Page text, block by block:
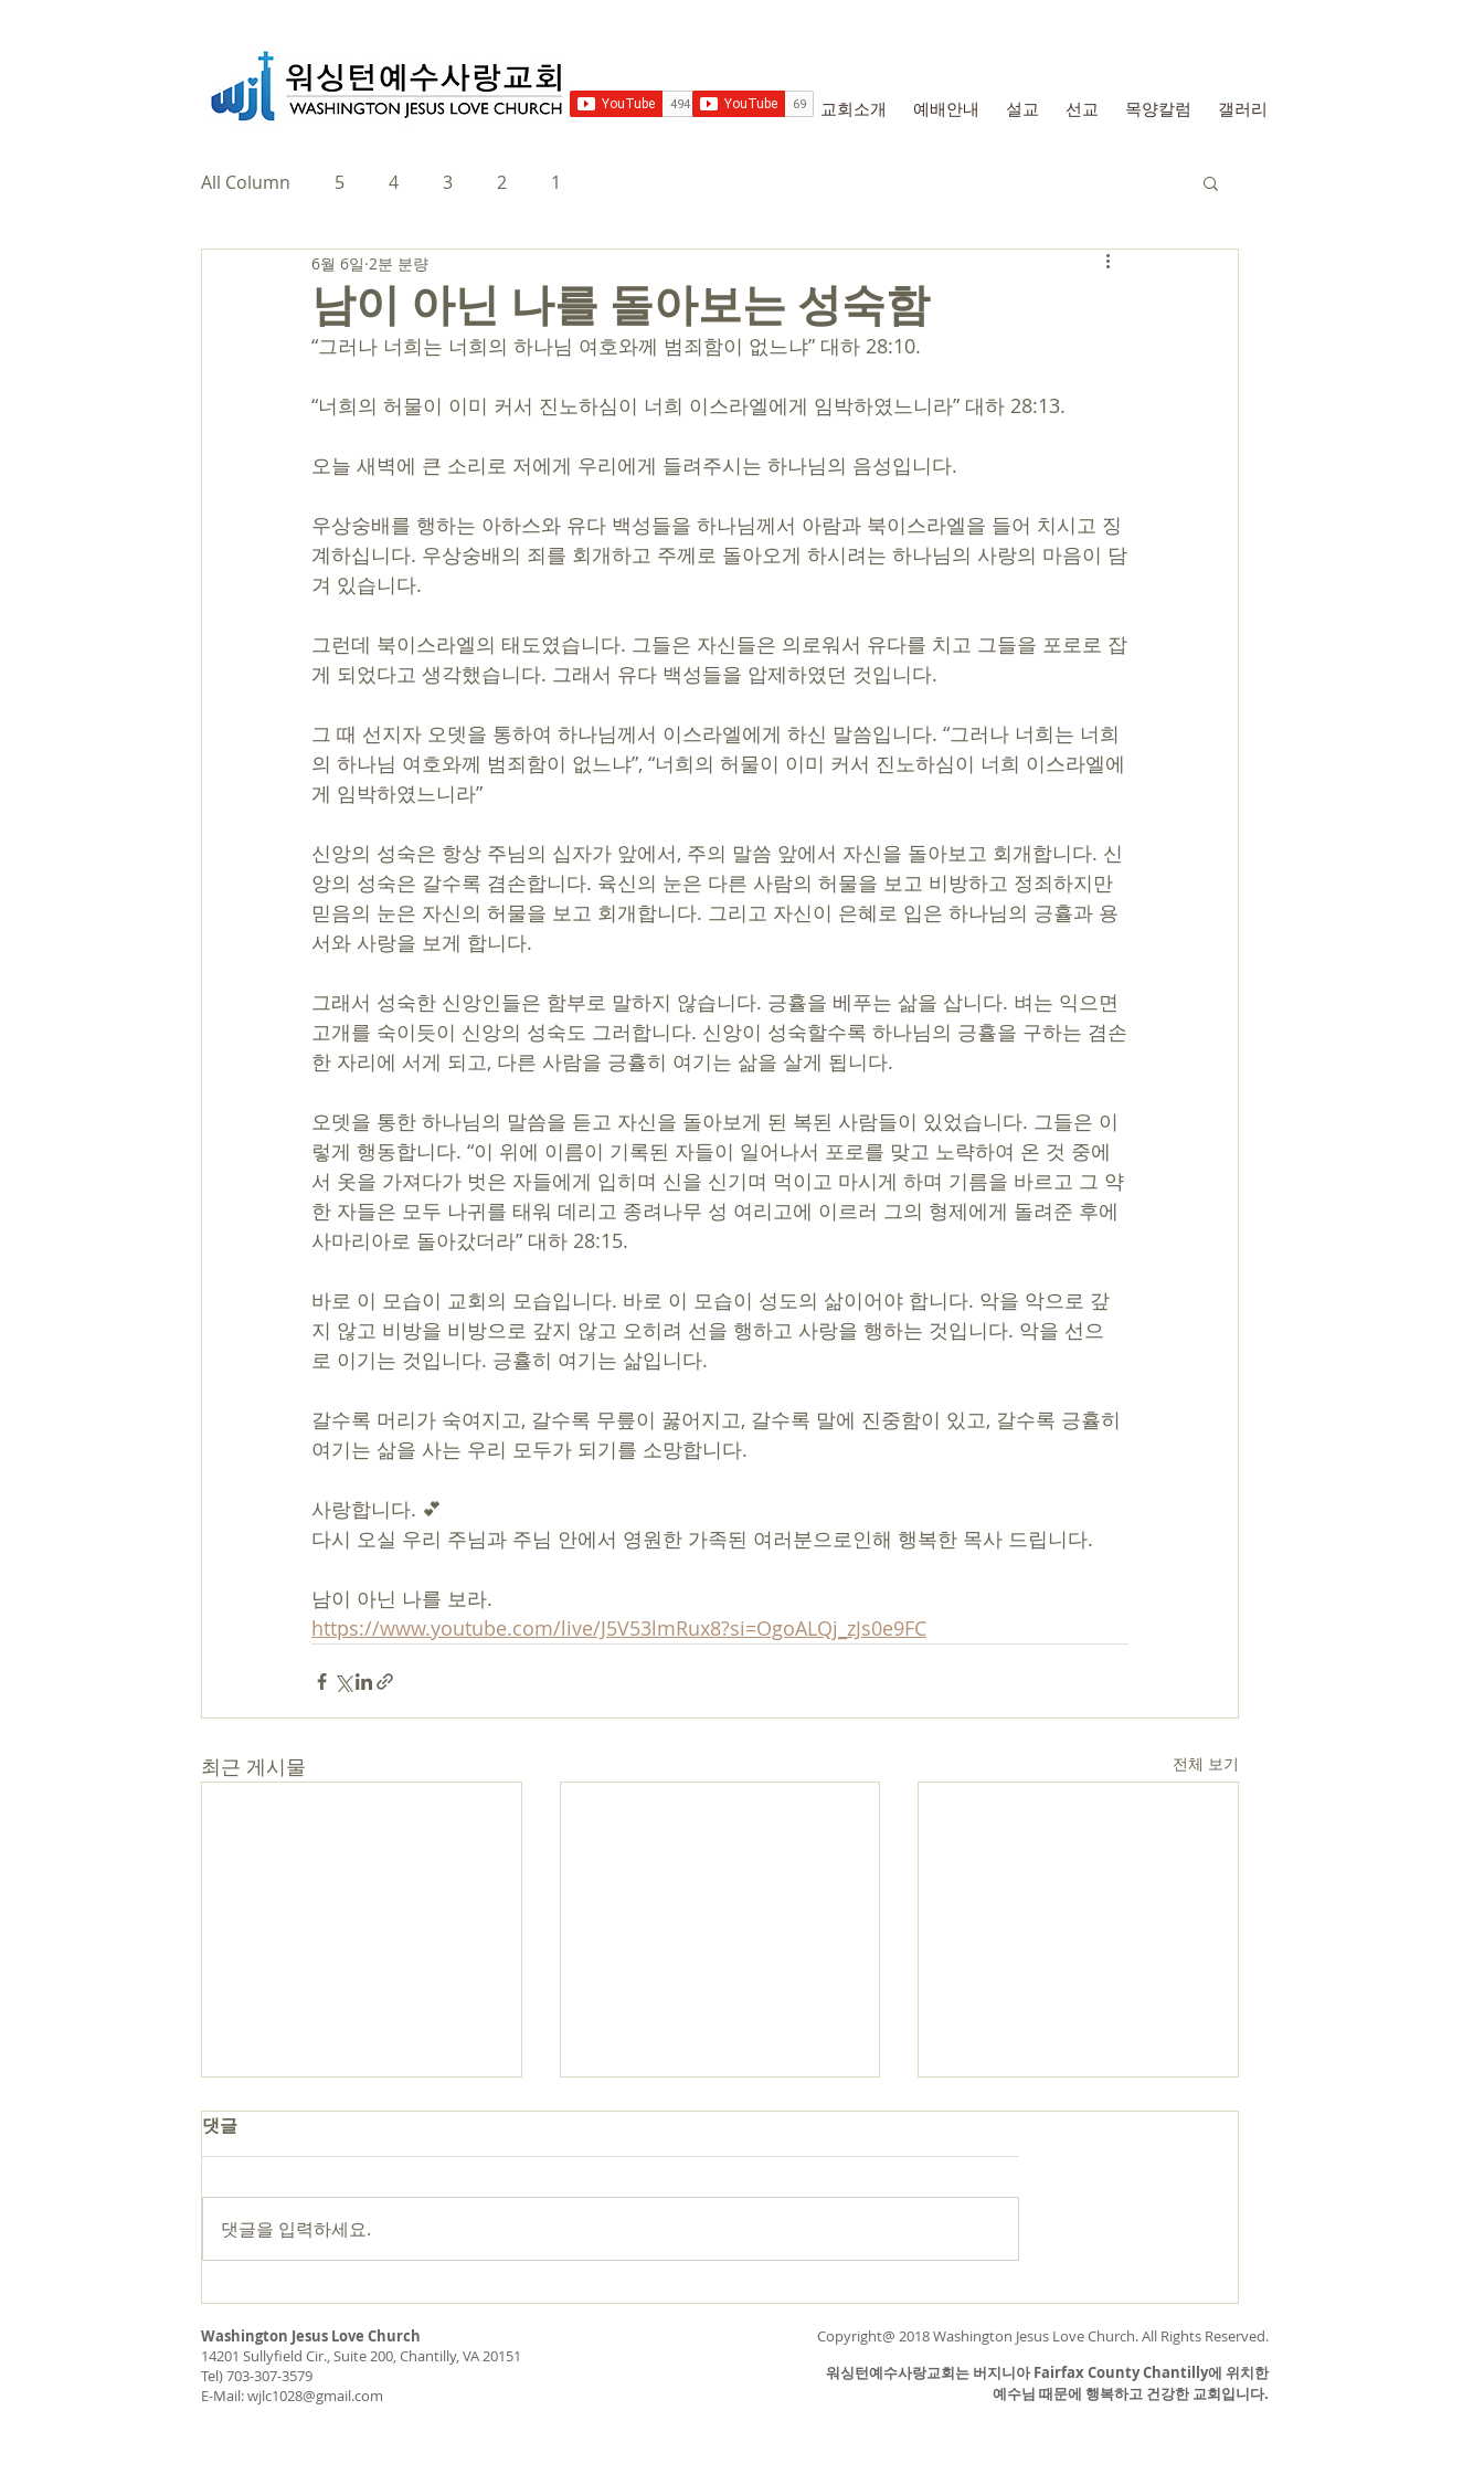
교회소개 예배안내 설교 선교 목양칼럼 갤러리
All Column 5 4 3 2 1
남이 아닌 나를 돌아보는 성숙함
6월 6일 2분 분량
“그러나 너희는 너희의 하나님 여호와께 범죄함이 없느냐” 대하 28:10.
“너희의 허물이 이미 커서 진노하심이 너희 이스라엘에게 임박하였느니라” 대하 28:13.
오늘 새벽에 큰 소리로 저에게 우리에게 들려주시는 하나님의 음성입니다.
우상숭배를 행하는 아하스와 유다 백성들을 하나님께서 아람과 북이스라엘을 들어 치시고 징
계하십니다. 우상숭배의 죄를 회개하고 주께로 돌아오게 하시려는 하나님의 사랑의 마음이 담
겨 있습니다.
그런데 북이스라엘의 태도였습니다. 그들은 자신들은 의로워서 유다를 치고 그들을 포로로 잡
게 되었다고 생각했습니다. 그래서 유다 백성들을 압제하였던 것입니다.
그 때 선지자 오뎃을 통하여 하나님께서 이스라엘에게 하신 말씀입니다. “그러나 너희는 너희
의 하나님 여호와께 범죄함이 없느냐”, “너희의 허물이 이미 커서 진노하심이 너희 이스라엘에
게 임박하였느니라”
신앙의 성숙은 항상 주님의 십자가 앞에서, 주의 말씀 앞에서 자신을 돌아보고 회개합니다. 신
앙의 성숙은 갈수록 겸손합니다. 육신의 눈은 다른 사람의 허물을 보고 비방하고 정죄하지만
믿음의 눈은 자신의 허물을 보고 회개합니다. 그리고 자신이 은혜로 입은 하나님의 긍휼과 용
서와 사랑을 보게 합니다.
그래서 성숙한 신앙인들은 함부로 말하지 않습니다. 긍휼을 베푸는 삶을 삽니다. 벼는 익으면
고개를 숙이듯이 신앙의 성숙도 그러합니다. 신앙이 성숙할수록 하나님의 긍휼을 구하는 겸손
한 자리에 서게 되고, 다른 사람을 긍휼히 여기는 삶을 살게 됩니다.
오뎃을 통한 하나님의 말씀을 듣고 자신을 돌아보게 된 복된 사람들이 있었습니다. 그들은 이
렇게 행동합니다. “이 위에 이름이 기록된 자들이 일어나서 포로를 맞고 노략하여 온 것 중에
서 옷을 가져다가 벗은 자들에게 입히며 신을 신기며 먹이고 마시게 하며 기름을 바르고 그 약
한 자들은 모두 나귀를 태워 데리고 종려나무 성 여리고에 이르러 그의 형제에게 돌려준 후에
사마리아로 돌아갔더라” 대하 28:15.
바로 이 모습이 교회의 모습입니다. 바로 이 모습이 성도의 삶이어야 합니다. 악을 악으로 갚
지 않고 비방을 비방으로 갚지 않고 오히려 선을 행하고 사랑을 행하는 것입니다. 악을 선으
로 이기는 것입니다. 긍휼히 여기는 삶입니다.
갈수록 머리가 숙여지고, 갈수록 무릎이 꿇어지고, 갈수록 말에 진중함이 있고, 갈수록 긍휼히
여기는 삶을 사는 우리 모두가 되기를 소망합니다.
사랑합니다. 💕
다시 오실 우리 주님과 주님 안에서 영원한 가족된 여러분으로인해 행복한 목사 드립니다.
남이 아닌 나를 보라.
https://www.youtube.com/live/J5V53lmRux8?si=OgoALQj_zJs0e9FC
최근 게시물 전체 보기
고난 속에서 드리는 감사
존 파이퍼 목사님의 [고난]이라는
죽을 때, 자녀가 죽을 때, 마흔에 암
진단을 받을 때, 자동차가 인도로
시오. 그렇지 않습니다. 그 일은 당
신을 위해 “영원한 영광의 중한
것”을 이루고 있습니다.” “그러므
하나님께 마음을 토하라
“백성들아 시시로 그를 의지하고
니 저울에 달면 그들은 입김보다
토한 것들입니다. 다윗은 두려움이
찾아왔을 때도, 공포가 덮을 때에
성도에게 어울리는 말말말
어제 문득 산책을 하는데 성도에게
“감사합니다.”이며, 조건없는 용서
를 내어주신 하나님의 헤세드의 사
랑을 입어 하나님의 사랑하는 자녀
가 되었으니 “사랑합니다.”입니다.
댓글
댓글을 입력하세요.
Washington Jesus Love Church
14201 Sullyfield Cir., Suite 200, Chantilly, VA 20151
Tel) 703-307-3579
E-Mail:wjlc1028@gmail.com
Copyright@ 2018 Washington Jesus Love Church. All Rights Reserved.
워싱턴예수사랑교회는 버지니아 Fairfax County Chantilly에 위치한
예수님 때문에 행복하고 건강한 교회입니다.